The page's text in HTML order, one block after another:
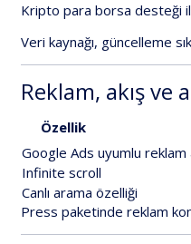
Kripto para borsa desteği
Veri kaynağı, güncelleme
Reklam, akışve
Özellik
Google Ads uyumlu reklam
Infinite scroll
Canlı arama özelliği
Press paketinde reklam